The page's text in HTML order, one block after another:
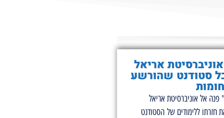
אריאל
סטודנט שהורשע
פנה אל אוניברסיטת אריאל
חזרתו ללימודים של הסטודנט